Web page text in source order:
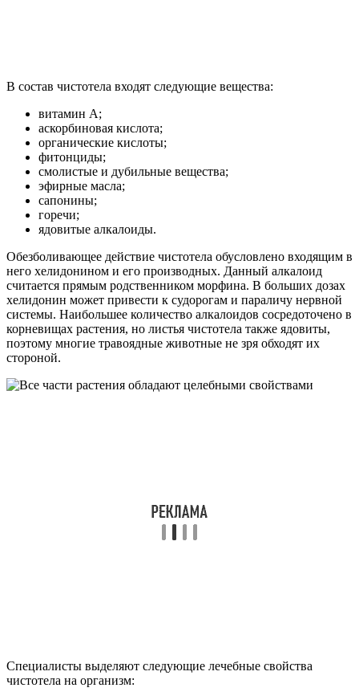
В состав чистотела входят следующие вещества:
витамин A;
аскорбиновая кислота;
органические кислоты;
фитонциды;
смолистые и дубильные вещества;
эфирные масла;
сапонины;
горечи;
ядовитые алкалоиды.
Обезболивающее действие чистотела обусловлено входящим в
него хелидонином и его производных. Данный алкалоид
считается прямым родственником морфина. В больших дозах
хелидонин может привести к судорогам и параличу нервной
системы. Наибольшее количество алкалоидов сосредоточено в
корневищах растения, но листья чистотела также ядовиты,
поэтому многие травоядные животные не зря обходят их
стороной.
Специалисты выделяют следующие лечебные свойства
чистотела на организм: